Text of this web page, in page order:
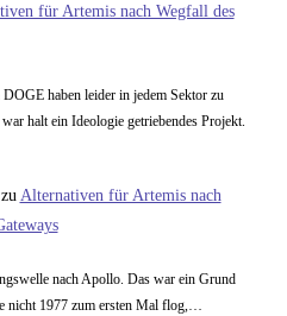
für Artemis nach Wegfall des
haben leider in jedem Sektor zu
halt ein Ideologie getriebendes Projekt.
Alternativen für Artemis nach
nach Apollo. Das war ein Grund
nicht 1977 zum ersten Mal flog,…